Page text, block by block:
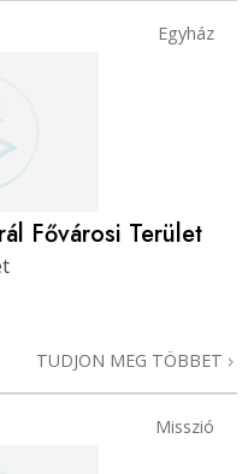
Egyház
Fővárosi Terület
TUDJON MEG TÖBBET
Misszió